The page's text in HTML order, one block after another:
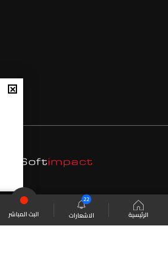
الرئيسية الاشعارات
22
البث المباشر
موقع البرامج الجدول